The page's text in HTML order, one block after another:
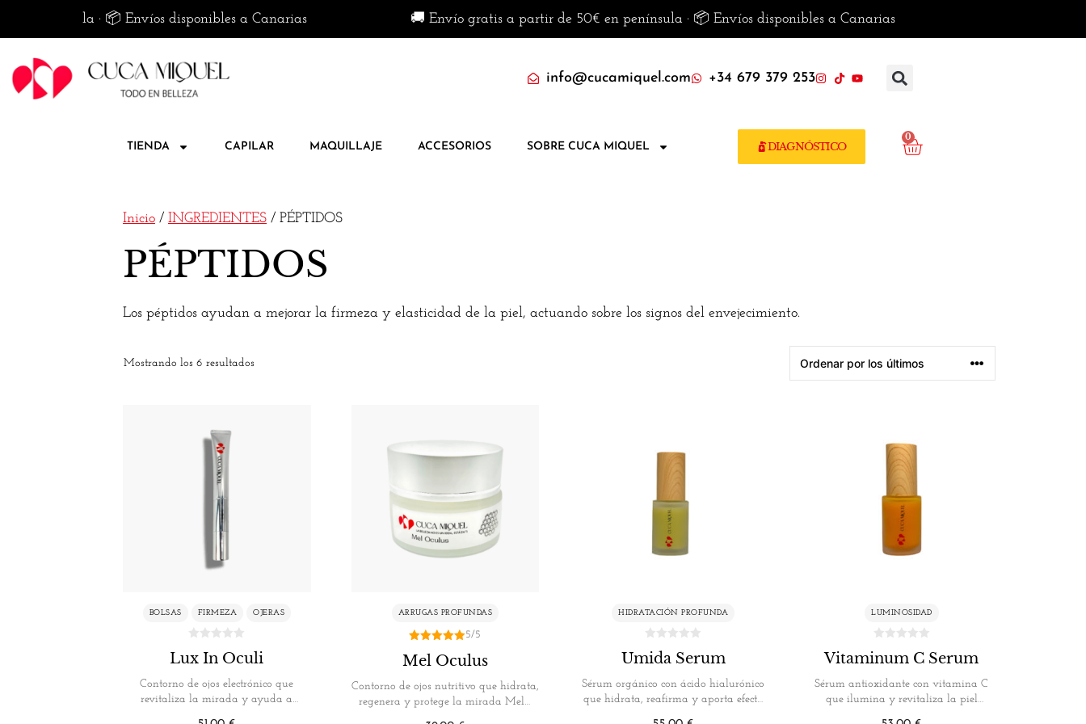
península · 📦 Envíos disponibles a Canarias 🚚 Envío gratis a partir de 50€ en península · 📦 Envíos disponibles a Canarias
info@cucamiquel.com +34 679 379 253
TIENDA CAPILAR MAQUILLAJE ACCESORIOS SOBRE CUCA MIQUEL DIAGNÓSTICO
0
Inicio / INGREDIENTES / PÉPTIDOS
PÉPTIDOS
Los péptidos ayudan a mejorar la firmeza y elasticidad de la piel, actuando sobre los signos del envejecimiento.
Mostrando los 6 resultados
BOLSAS FIRMEZA OJERAS
Lux In Oculi
Contorno de ojos electrónico que
revitaliza la mirada y ayuda a
ARRUGAS PROFUNDAS
5.00
de 5
5/5
Mel Oculus
Contorno de ojos nutritivo que hidrata,
regenera y protege la mirada Mel…
HIDRATACIÓN PROFUNDA
Umida Serum
Sérum orgánico con ácido hialurónico
que hidrata, reafirma y aporta efecto
LUMINOSIDAD
Vitaminum C Serum
Sérum antioxidante con vitamina C
que ilumina y revitaliza la piel